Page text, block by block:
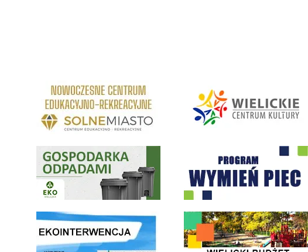
link do strony Centrum Edukacyjno Rekreacyjne
Gospodarka odpadami na terenie Miasta i Gminy Wieliczka
link do strony ekointerwencja dot.- powietrza link do strony - Wielicki Budżet Obywatelski